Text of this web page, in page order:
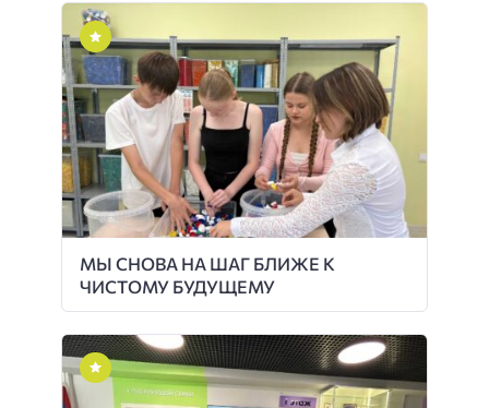
МЫ СНОВА НА ШАГ БЛИЖЕ К
ЧИСТОМУ БУДУЩЕМУ